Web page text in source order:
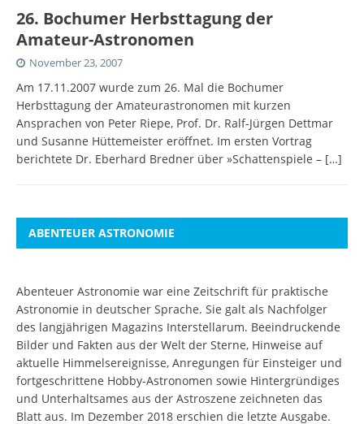
26. Bochumer Herbsttagung der
Amateur-Astronomen
November 23, 2007
Am 17.11.2007 wurde zum 26. Mal die Bochumer
Herbsttagung der Amateurastronomen mit kurzen
Ansprachen von Peter Riepe, Prof. Dr. Ralf-Jürgen Dettmar
und Susanne Hüttemeister eröffnet. Im ersten Vortrag
berichtete Dr. Eberhard Bredner über »Schattenspiele – […]
ABENTEUER ASTRONOMIE
Abenteuer Astronomie war eine Zeitschrift für praktische
Astronomie in deutscher Sprache. Sie galt als Nachfolger
des langjährigen Magazins Interstellarum. Beeindruckende
Bilder und Fakten aus der Welt der Sterne, Hinweise auf
aktuelle Himmelsereignisse, Anregungen für Einsteiger und
fortgeschrittene Hobby-Astronomen sowie Hintergründiges
und Unterhaltsames aus der Astroszene zeichneten das
Blatt aus. Im Dezember 2018 erschien die letzte Ausgabe.